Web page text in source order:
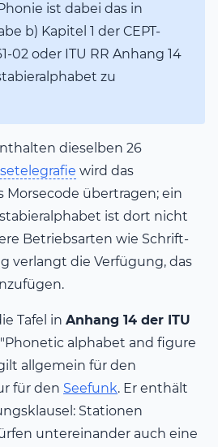
ist dabei das in
b) Kapitel 1 der CEPT-
02 oder ITU RR Anhang 14
zu
dieselben 26
wird das
Morsecode übertragen; ein
ist dort nicht
Betriebsarten wie Schrift-
verlangt die Verfügung, das
Tafel in Anhang 14 der ITU
alphabet and figure
allgemein für den
für den Seefunk. Er enthält
Stationen
untereinander auch eine